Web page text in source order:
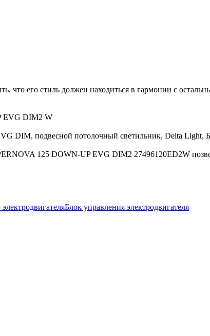
что его стиль должен находиться в гармонии с
EVG DIM2 W
DIM, подвесной потолочный светильник, Delta Light,
125 DOWN-UP EVG DIM2 27496120ED2W
Блок управления электродвигателя